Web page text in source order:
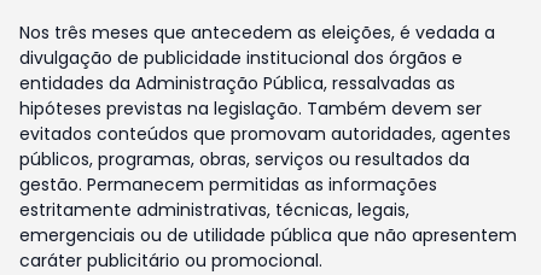
Nos três meses que antecedem as eleições, é vedada a
divulgação de publicidade institucional dos órgãos e
entidades da Administração Pública, ressalvadas as
hipóteses previstas na legislação. Também devem ser
evitados conteúdos que promovam autoridades, agentes
públicos, programas, obras, serviços ou resultados da
gestão. Permanecem permitidas as informações
estritamente administrativas, técnicas, legais,
emergenciais ou de utilidade pública que não apresentem
caráter publicitário ou promocional.